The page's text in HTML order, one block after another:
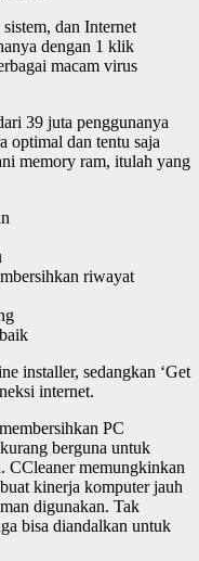
dan Internet
dengan 1 klik
macam virus
39 juta penggunanya
optimal dan tentu saja
memory ram, itulah yang
riwayat
installer, sedangkan ‘Get
internet.
PC
berguna untuk
CCleaner memungkinkan
kinerja komputer jauh
digunakan. Tak
bisa diandalkan untuk